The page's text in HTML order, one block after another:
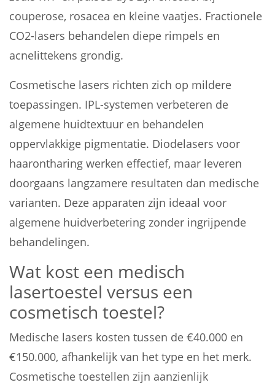
couperose, rosacea en kleine vaatjes. Fractionele
CO2-lasers behandelen diepe rimpels en
acnelittekens grondig.
Cosmetische lasers richten zich op mildere
toepassingen. IPL-systemen verbeteren de
algemene huidtextuur en behandelen
oppervlakkige pigmentatie. Diodelasers voor
haarontharing werken effectief, maar leveren
doorgaans langzamere resultaten dan medische
varianten. Deze apparaten zijn ideaal voor
algemene huidverbetering zonder ingrijpende
behandelingen.
Wat kost een medisch
lasertoestel versus een
cosmetisch toestel?
Medische lasers kosten tussen de €40.000 en
€150.000, afhankelijk van het type en het merk.
Cosmetische toestellen zijn aanzienlijk